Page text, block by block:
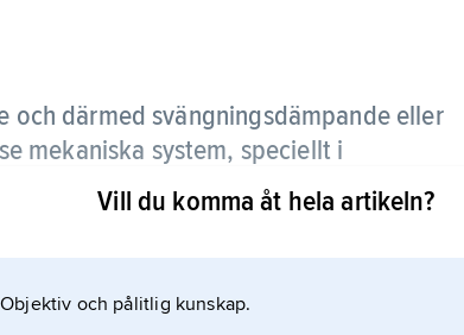
och därmed svängningsdämpande eller
mekaniska system, speciellt i
fjäder. Enklare dämpare har linjär karakteristik
medan moderna stötdämpare för fordon har
för sportig respektive bekväm körning).
Vill du komma åt hela artikeln?
Objektiv och pålitlig kunskap.